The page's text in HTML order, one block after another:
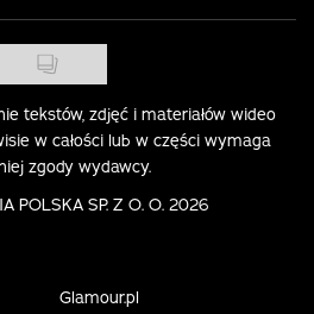
tekstów, zdjęć i materiałów wideo
w całości lub w części wymaga
zgody wydawcy.
POLSKA SP. Z O. O. 2026
Glamour.pl